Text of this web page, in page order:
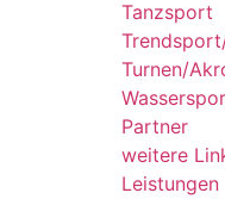
Tanzsport
Turnen/
Partner
weitere
Leistungen